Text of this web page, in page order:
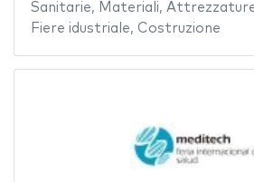
Sanitarie, Materiali,
Fiere idustriale, Costruzione